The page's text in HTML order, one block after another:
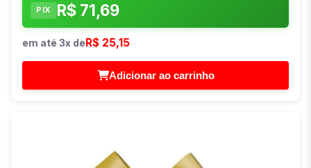
PIX R$ 71,69
em até 3x de R$ 25,15
Adicionar ao carrinho